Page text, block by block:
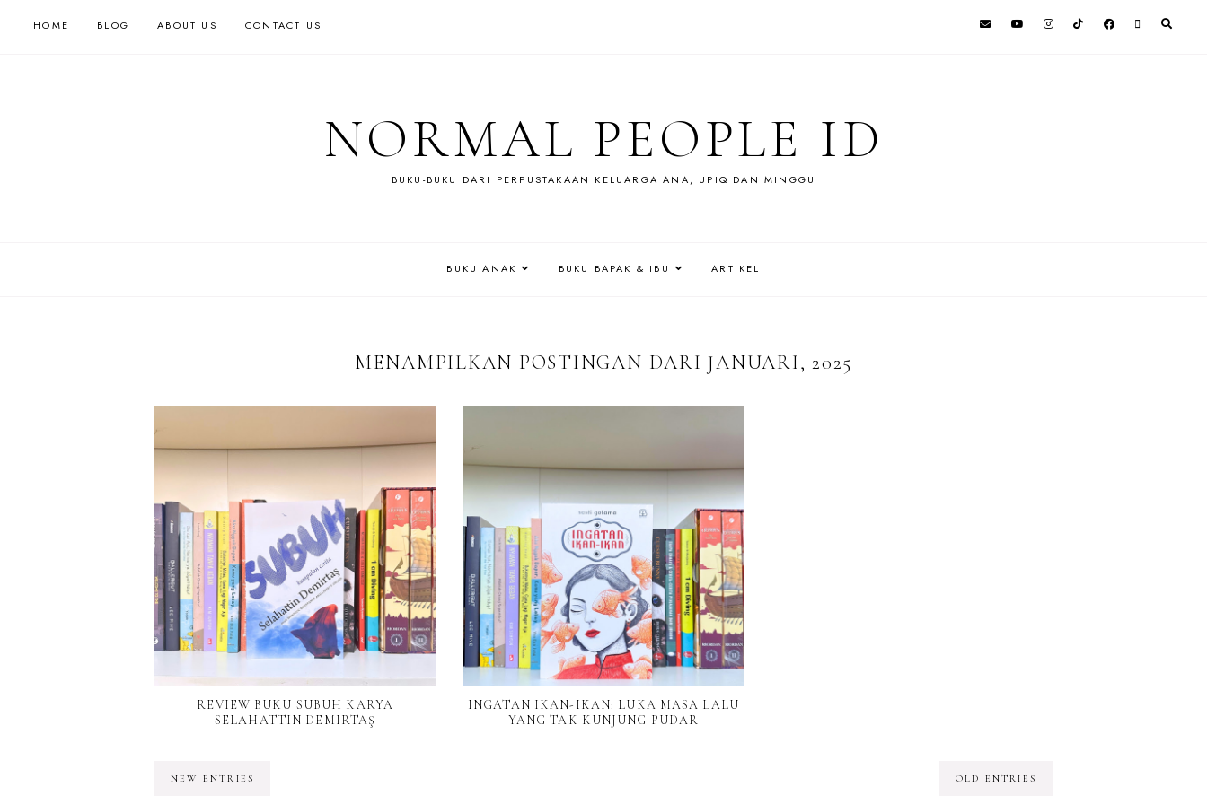
HOME BLOG ABOUT US CONTACT US
NORMAL PEOPLE ID
BUKU-BUKU DARI PERPUSTAKAAN KELUARGA ANA, UPIQ DAN MINGGU
BUKU ANAK BUKU BAPAK & IBU ARTIKEL
MENAMPILKAN POSTINGAN DARI JANUARI, 2025
REVIEW BUKU SUBUH KARYA
SELAHATTIN DEMIRTAŞ
INGATAN IKAN-IKAN: LUKA MASA LALU
YANG TAK KUNJUNG PUDAR
NEW ENTRIES OLD ENTRIES